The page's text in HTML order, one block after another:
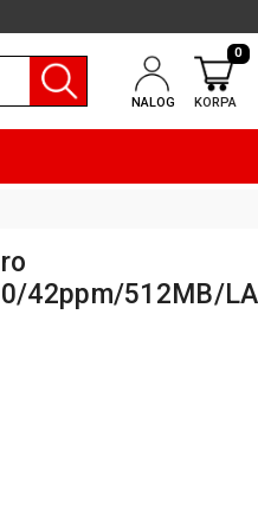
NALOG KORPA
0
42ppm/512MB/